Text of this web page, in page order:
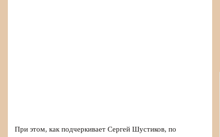
При этом, как подчеркивает Сергей Шустиков, по